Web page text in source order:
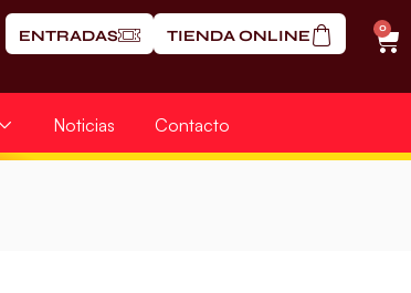
ENTRADAS TIENDA ONLINE 0
Noticias Contacto